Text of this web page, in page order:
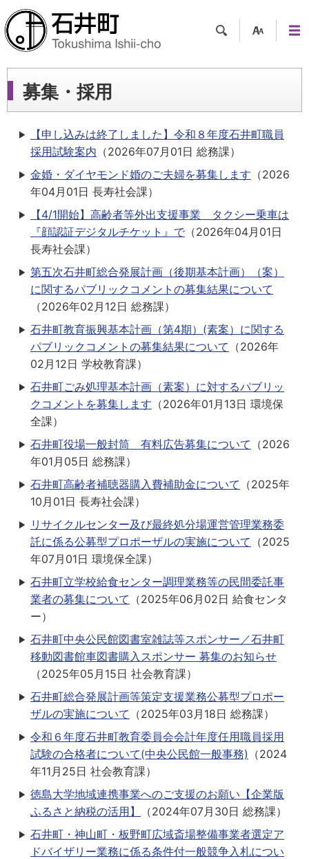
ツー
ュー
募集・採用
【申し込みは終了しました】令和８年度石井町職員
採用試験案内 （2026年07月01日 総務課）
金婚・ダイヤモンド婚のご夫婦を募集します （2026
年04月01日 長寿社会課）
【4/1開始】高齢者等外出支援事業 タクシー乗車は
『顔認証デジタルチケット』で （2026年04月01日
長寿社会課）
第五次石井町総合発展計画（後期基本計画）（案）
に関するパブリックコメントの募集結果について
（2026年02月12日 総務課）
石井町教育振興基本計画（第4期）(素案）に関する
パブリックコメントの募集結果について （2026年
02月12日 学校教育課）
石井町ごみ処理基本計画（素案）に対するパブリッ
クコメントを募集します （2026年01月13日 環境保
全課）
石井町役場一般封筒 有料広告募集について （2026
年01月05日 総務課）
石井町高齢者補聴器購入費補助金について （2025年
10月01日 長寿社会課）
リサイクルセンター及び最終処分場運営管理業務委
託に係る公募型プロポーザルの実施について （2025
年07月01日 環境保全課）
石井町立学校給食センター調理業務等の民間委託事
業者の募集について （2025年06月02日 給食センタ
ー）
石井町中央公民館図書室雑誌等スポンサー／石井町
移動図書館車図書購入スポンサー 募集のお知らせ
（2025年05月15日 社会教育課）
石井町総合発展計画等策定支援業務公募型プロポー
ザルの実施について （2025年03月18日 総務課）
令和６年度石井町教育委員会会計年度任用職員採用
試験の合格者について(中央公民館一般事務) （2024
年11月25日 社会教育課）
徳島大学地域連携事業へのご支援のお願い【企業版
ふるさと納税の活用】
（2024年07月30日 総務課）
石井町・神山町・板野町広域斎場整備事業者選定ア
ドバイザリー業務に係る条件付一般競争入札につい